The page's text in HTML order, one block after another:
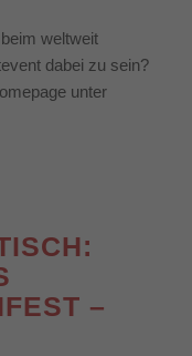
weltweit
dabei zu sein?
unter
–